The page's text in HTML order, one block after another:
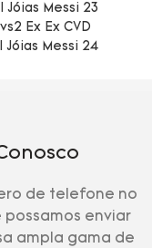
de telefone no
enviar
ampla gama de